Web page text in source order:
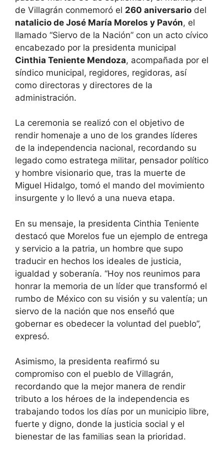
de Villagrán conmemoró el 260 aniversario del
natalicio de José María Morelos y Pavón, el
llamado “Siervo de la Nación” con un acto cívico
encabezado por la presidenta municipal
Cinthia Teniente Mendoza, acompañada por el
síndico municipal, regidores, regidoras, así
como directoras y directores de la
administración.
La ceremonia se realizó con el objetivo de
rendir homenaje a uno de los grandes líderes
de la independencia nacional, recordando su
legado como estratega militar, pensador político
y hombre visionario que, tras la muerte de
Miguel Hidalgo, tomó el mando del movimiento
insurgente y lo llevó a una nueva etapa.
En su mensaje, la presidenta Cinthia Teniente
destacó que Morelos fue un ejemplo de entrega
y servicio a la patria, un hombre que supo
traducir en hechos los ideales de justicia,
igualdad y soberanía. “Hoy nos reunimos para
honrar la memoria de un líder que transformó el
rumbo de México con su visión y su valentía; un
siervo de la nación que nos enseñó que
gobernar es obedecer la voluntad del pueblo”,
expresó.
Asimismo, la presidenta reafirmó su
compromiso con el pueblo de Villagrán,
recordando que la mejor manera de rendir
tributo a los héroes de la independencia es
trabajando todos los días por un municipio libre,
fuerte y digno, donde la justicia social y el
bienestar de las familias sean la prioridad.